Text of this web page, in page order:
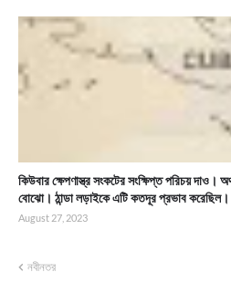
কিউবার ক্ষেপণাস্ত্র সংকটের সংক্ষিপ্ত পরিচয় দাও।
বোঝো। ঠান্ডা লড়াইকে এটি কতদূর প্রভাব করেছিল।
August 27, 2023
নবীনতর